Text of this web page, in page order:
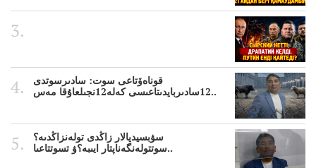
قوناەۆتاعى سوت: سادىرسوتدى
12سادىربايدىتاعىسى كەلە12نجىلعاۇقا مەس..
سۋبسيديالار زاڭدى تولەنزاڭدىە؟
سوتتولەنگەناپتار ايىبە؟ۋ تسوتتاعىا..